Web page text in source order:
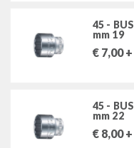
45 -
mm 19
€ 7,00+
45 -
mm 22
€ 8,00+